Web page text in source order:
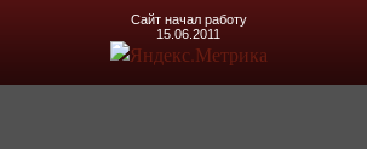
Сайт начал работу
15.06.2011